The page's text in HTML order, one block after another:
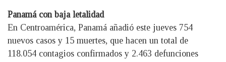
Panamá con baja letalidad
En Centroamérica, Panamá añadió este jueves 754
nuevos casos y 15 muertes, que hacen un total de
118.054 contagios confirmados y 2.463 defunciones